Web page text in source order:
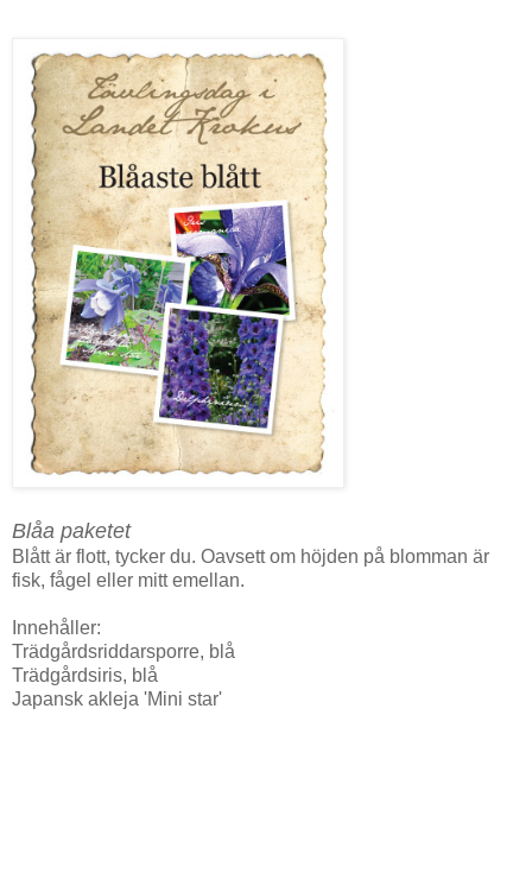
Blåa paketet
Blått är flott, tycker du. Oavsett om höjden på blomman är
fisk, fågel eller mitt emellan.
Innehåller:
Trädgårdsriddarsporre, blå
Trädgårdsiris, blå
Japansk akleja 'Mini star'